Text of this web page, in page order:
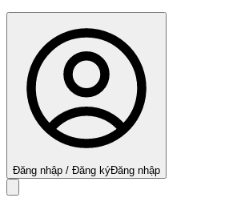
Đăng nhập / Đăng kýĐăng nhập